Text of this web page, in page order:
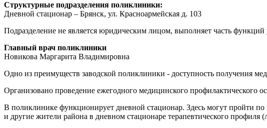
Структурные подразделения поликлиники:
Дневной стационар – Брянск, ул. Красноармейская д. 103
Подразделение не является юридическим лицом, выполняет часть
Главный врач поликлиники
Новикова Маргарита Владимировна
Одно из преимуществ заводской поликлиники - доступность получения
Организовано проведение ежегодного медицинского профилактического
В поликлинике функционирует дневной стационар. Здесь могут пройти по
и другие жители района в дневном стационаре терапевтического